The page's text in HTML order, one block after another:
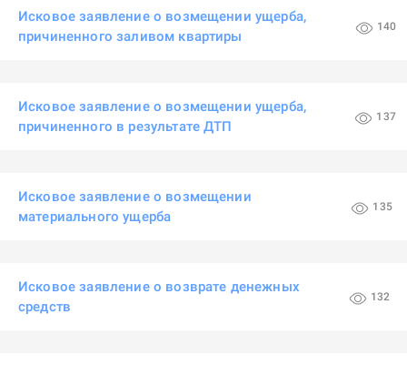
Исковое заявление о возмещении ущерба,
причиненного заливом квартиры
140
Исковое заявление о возмещении ущерба,
причиненного в результате ДТП
137
Исковое заявление о возмещении
материального ущерба
135
Исковое заявление о возврате денежных
средств
132